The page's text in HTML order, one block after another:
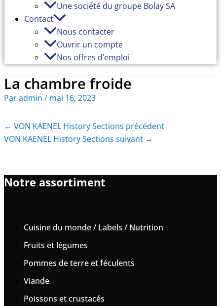
Une société du groupe Bolay SA
Contact
Nous contacter
Ouvrir un compte
Nos offres d’emploi
La chambre froide
Paradmin / mai 16, 2023
← VON KAENEL History Sections précédent
VON KAENEL History Sections suivant →
Notre assortiment
Cuisine du monde / Labels / Nutrition
Fruits et légumes
Pommes de terre et féculents
Viande
Poissons et crustacés